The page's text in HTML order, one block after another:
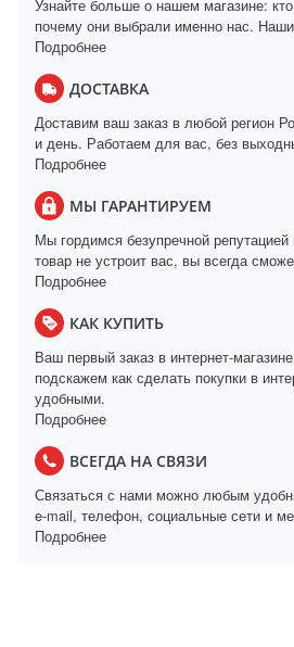
Узнайте больше о нашем магазине:
почему они выбрали именно нас. Наши
Подробнее
ДОСТАВКА
Доставим ваш заказ в любой регион
и день. Работаем для вас, без
Подробнее
МЫ ГАРАНТИРУЕМ
Мы гордимся безупречной
товар не устроит вас, вы всегда
Подробнее
КАК КУПИТЬ
Ваш первый заказ в интернет-
подскажем как сделать покупки в
удобными.
Подробнее
ВСЕГДА НА СВЯЗИ
Связаться с нами можно любым
e-mail, телефон, социальные сети и
Подробнее